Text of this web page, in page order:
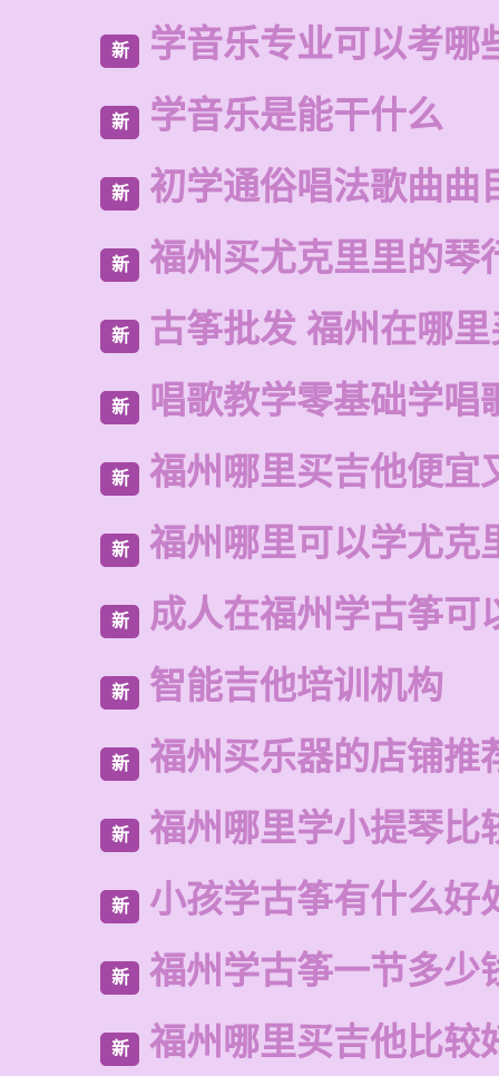
新 学音乐专业可以考哪
新 学音乐是能干什么
新 初学通俗唱法歌曲曲
新 福州买尤克里里的琴
新 古筝批发 福州在哪
新 唱歌教学零基础学唱
新 福州哪里买吉他便宜
新 福州哪里可以学尤克
新 成人在福州学古筝可
新 智能吉他培训机构
新 福州买乐器的店铺推
新 福州哪里学小提琴比
新 小孩学古筝有什么好
新 福州学古筝一节多少
新 福州哪里买吉他比较